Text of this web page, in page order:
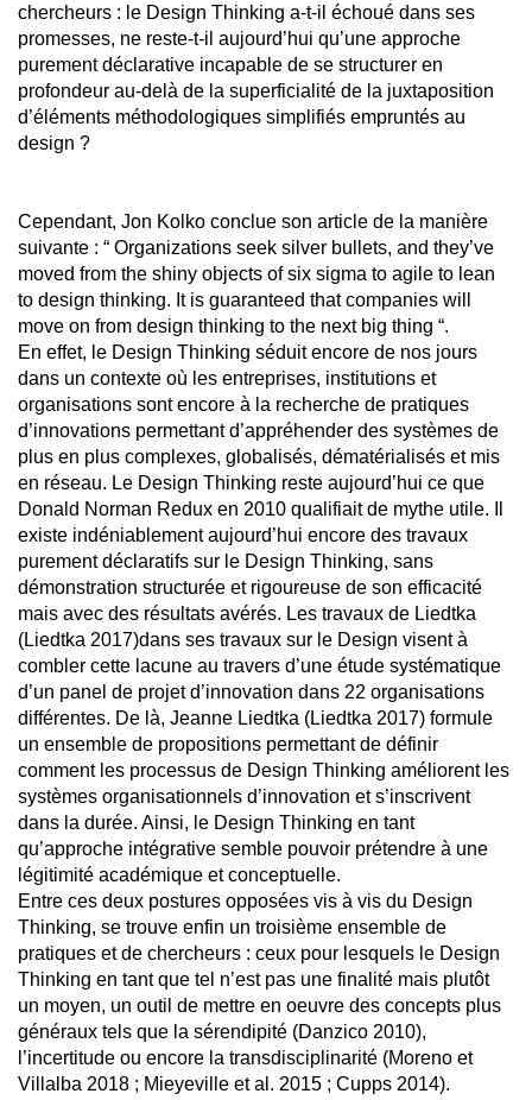
chercheurs : le Design Thinking a-t-il échoué dans ses
promesses, ne reste-t-il aujourd’hui qu’une approche
purement déclarative incapable de se structurer en
profondeur au-delà de la superficialité de la juxtaposition
d’éléments méthodologiques simplifiés empruntés au
design ?
Cependant, Jon Kolko conclue son article de la manière
suivante : “ Organizations seek silver bullets, and they’ve
moved from the shiny objects of six sigma to agile to lean
to design thinking. It is guaranteed that companies will
move on from design thinking to the next big thing “.
En effet, le Design Thinking séduit encore de nos jours
dans un contexte où les entreprises, institutions et
organisations sont encore à la recherche de pratiques
d’innovations permettant d’appréhender des systèmes de
plus en plus complexes, globalisés, dématérialisés et mis
en réseau. Le Design Thinking reste aujourd’hui ce que
Donald Norman Redux en 2010 qualifiait de mythe utile. Il
existe indéniablement aujourd’hui encore des travaux
purement déclaratifs sur le Design Thinking, sans
démonstration structurée et rigoureuse de son efficacité
mais avec des résultats avérés. Les travaux de Liedtka
(Liedtka 2017)dans ses travaux sur le Design visent à
combler cette lacune au travers d’une étude systématique
d’un panel de projet d’innovation dans 22 organisations
différentes. De là, Jeanne Liedtka (Liedtka 2017) formule
un ensemble de propositions permettant de définir
comment les processus de Design Thinking améliorent les
systèmes organisationnels d’innovation et s’inscrivent
dans la durée. Ainsi, le Design Thinking en tant
qu’approche intégrative semble pouvoir prétendre à une
légitimité académique et conceptuelle.
Entre ces deux postures opposées vis à vis du Design
Thinking, se trouve enfin un troisième ensemble de
pratiques et de chercheurs : ceux pour lesquels le Design
Thinking en tant que tel n’est pas une finalité mais plutôt
un moyen, un outil de mettre en oeuvre des concepts plus
généraux tels que la sérendipité (Danzico 2010),
l’incertitude ou encore la transdisciplinarité (Moreno et
Villalba 2018 ; Mieyeville et al. 2015 ; Cupps 2014).